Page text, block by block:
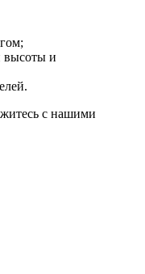
высоты и
с нашими